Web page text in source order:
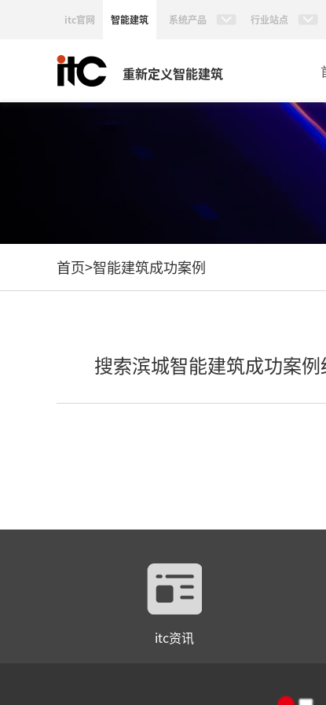
itc官网 智能建筑 系统产品 行业站点
重新定义智能建筑
首页>智能建筑成功案例
搜索滨城智能建筑成功案例
itc资讯